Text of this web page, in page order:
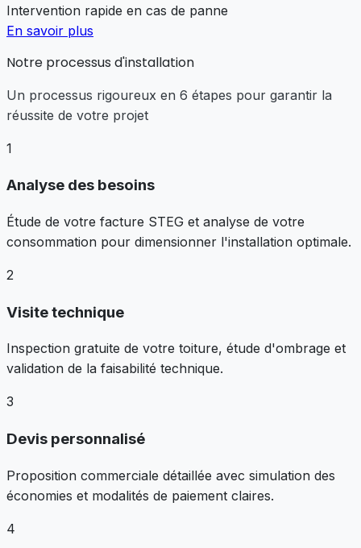
Intervention rapide en cas de panne
En savoir plus
Notre processus d'installation
Un processus rigoureux en 6 étapes pour garantir la
réussite de votre projet
1
Analyse des besoins
Étude de votre facture STEG et analyse de votre
consommation pour dimensionner l'installation optimale.
2
Visite technique
Inspection gratuite de votre toiture, étude d'ombrage et
validation de la faisabilité technique.
3
Devis personnalisé
Proposition commerciale détaillée avec simulation des
économies et modalités de paiement claires.
4